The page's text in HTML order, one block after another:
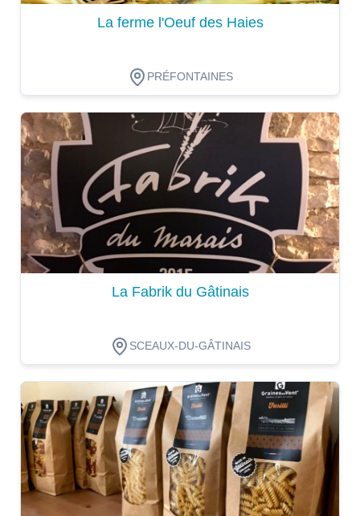
La ferme l'Oeuf des Haies
PRÉFONTAINES
Dégustation
La Fabrik du Gâtinais
SCEAUX-DU-GÂTINAIS
Dégustation